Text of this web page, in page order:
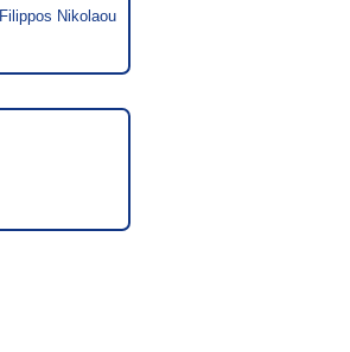
Filippos Nikolaou